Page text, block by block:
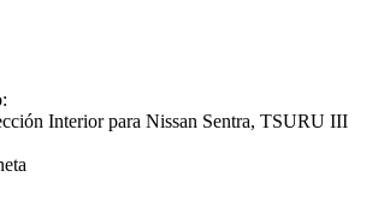
Interior para Nissan Sentra, TSURU III